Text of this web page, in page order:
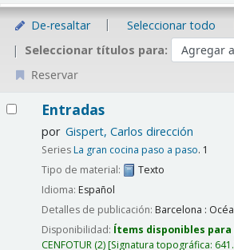
De-resaltar Seleccionar todo
Seleccionar títulos para:
Reservar
Entradas
por Gispert, Carlos dirección
SeriesLa gran cocina paso a paso. 1
Tipo de material:
Texto
Idioma: Español
Detalles de publicación: Barcelona :
Disponibilidad: Ítems disponibles
CENFOTUR(2) Signatura topográfica: